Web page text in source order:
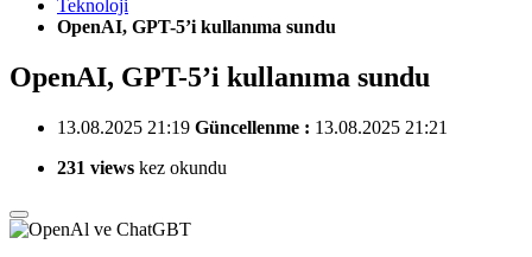
Teknoloji
OpenAI, GPT-5’i kullanıma sundu
OpenAI, GPT-5’i kullanıma sundu
13.08.2025 21:19 Güncellenme : 13.08.2025 21:21
231 views kez okundu